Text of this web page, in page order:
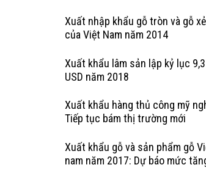
Xuất nhập khẩu gỗ tròn và gỗ xẻ
của Việt Nam năm 2014
Xuất khẩu lâm sản lập kỷ lục
USD năm 2018
Xuất khẩu hàng thủ công mỹ
Tiếp tục bám thị trường mới
Xuất khẩu gỗ và sản phẩm gỗ
nam năm 2017: Dự báo mức